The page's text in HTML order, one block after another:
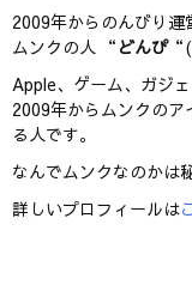
2009年からのんびり運
ムンクの人 “ どんぴ
Apple、ゲーム、ガジ
2009年からムンクの
る人です。
なんでムンクなのかは
詳しいプロフィールは